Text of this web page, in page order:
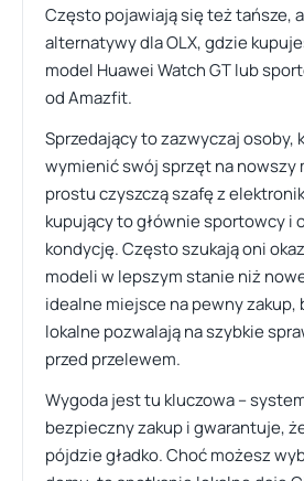
Często pojawiają się też tańsze,
alternatywy dla OLX, gdzie
model Huawei Watch GT lub
od Amazfit.
Sprzedający to zazwyczaj osoby,
wymienić swój sprzęt na nowszy
prostu czyszczą szafę z
kupujący to głównie sportowcy i
kondycję. Często szukają oni
modeli w lepszym stanie niż
idealne miejsce na pewny zakup,
lokalne pozwalają na szybkie
przed przelewem.
Wygoda jest tu kluczowa –
bezpieczny zakup i gwarantuje,
pójdzie gładko. Choć możesz